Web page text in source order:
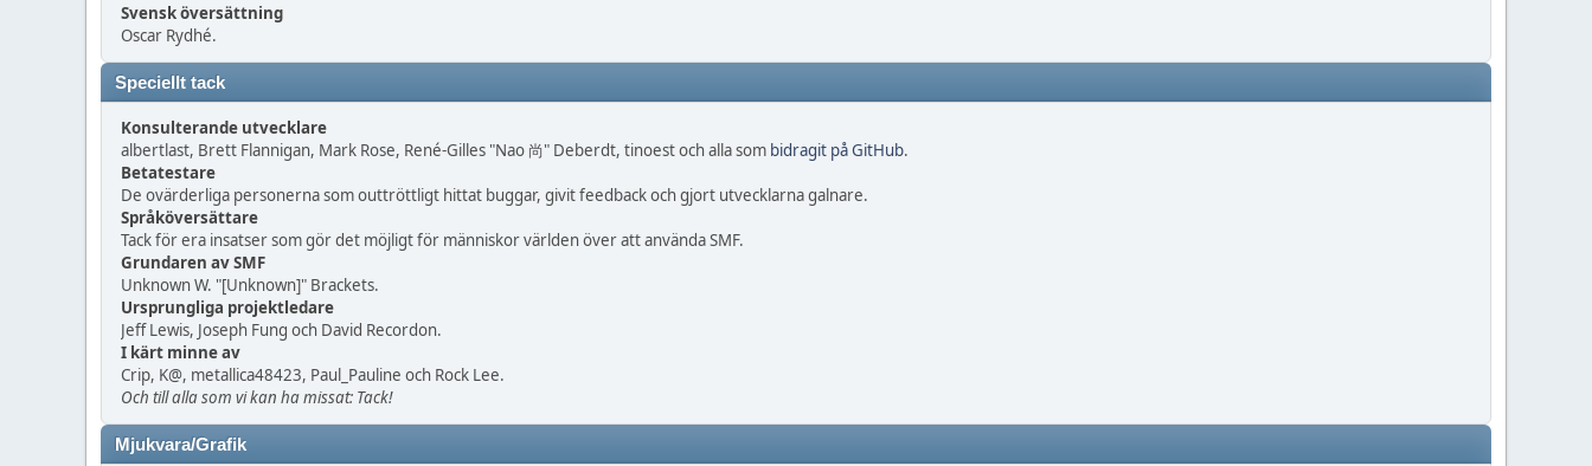
Svensk översättning
Oscar Rydhé.
Speciellt tack
Konsulterande utvecklare
albertlast, Brett Flannigan, Mark Rose, René-Gilles "Nao 尚" Deberdt, tinoest och alla som bidragit på GitHub.
Betatestare
De ovärderliga personerna som outtröttligt hittat buggar, givit feedback och gjort utvecklarna galnare.
Språköversättare
Tack för era insatser som gör det möjligt för människor världen över att använda SMF.
Grundaren av SMF
Unknown W. "[Unknown]" Brackets.
Ursprungliga projektledare
Jeff Lewis, Joseph Fung och David Recordon.
I kärt minne av
Crip, K@, metallica48423, Paul_Pauline och Rock Lee.
Och till alla som vi kan ha missat: Tack!
Mjukvara/Grafik